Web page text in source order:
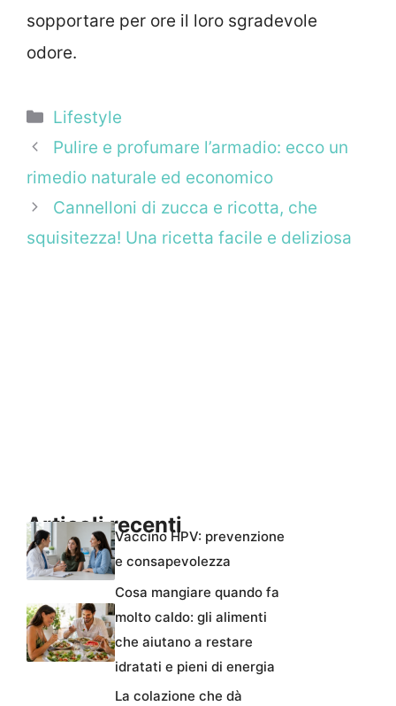
sopportare per ore il loro sgradevole
odore.
Categorie
Lifestyle
Pulire e profumare l’armadio: ecco un
rimedio naturale ed economico
Cannelloni di zucca e ricotta, che
squisitezza! Una ricetta facile e deliziosa
Articoli recentiVaccino HPV: prevenzione
e consapevolezza
Cosa mangiare quando fa
molto caldo: gli alimenti
che aiutano a restare
idratati e pieni di energia
La colazione che dà